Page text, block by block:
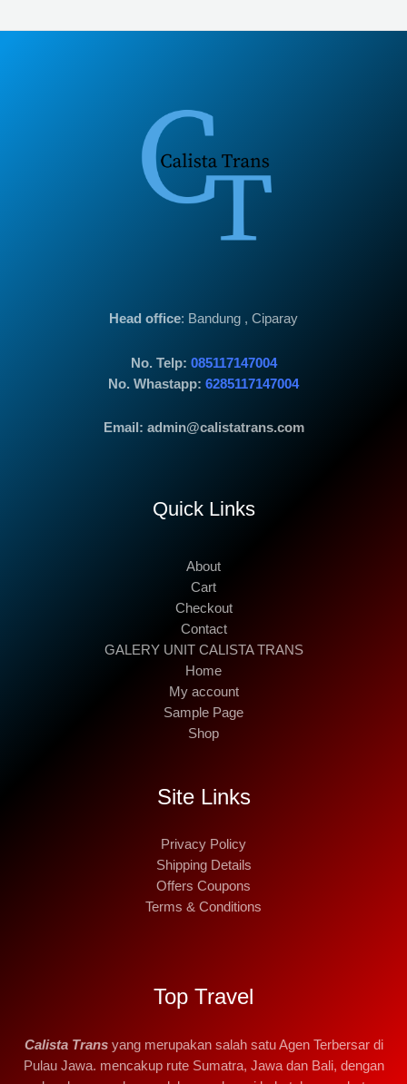
Head office: Bandung , Ciparay
No. Telp: 085117147004
No. Whastapp: 6285117147004
Email: admin@calistatrans.com
Quick Links
About
Cart
Checkout
Contact
GALERY UNIT CALISTA TRANS
Home
My account
Sample Page
Shop
Site Links
Privacy Policy
Shipping Details
Offers Coupons
Terms & Conditions
Top Travel
Calista Transyang merupakan salah satu Agen Terbersar di
Pulau Jawa. mencakup rute Sumatra, Jawa dan Bali, dengan